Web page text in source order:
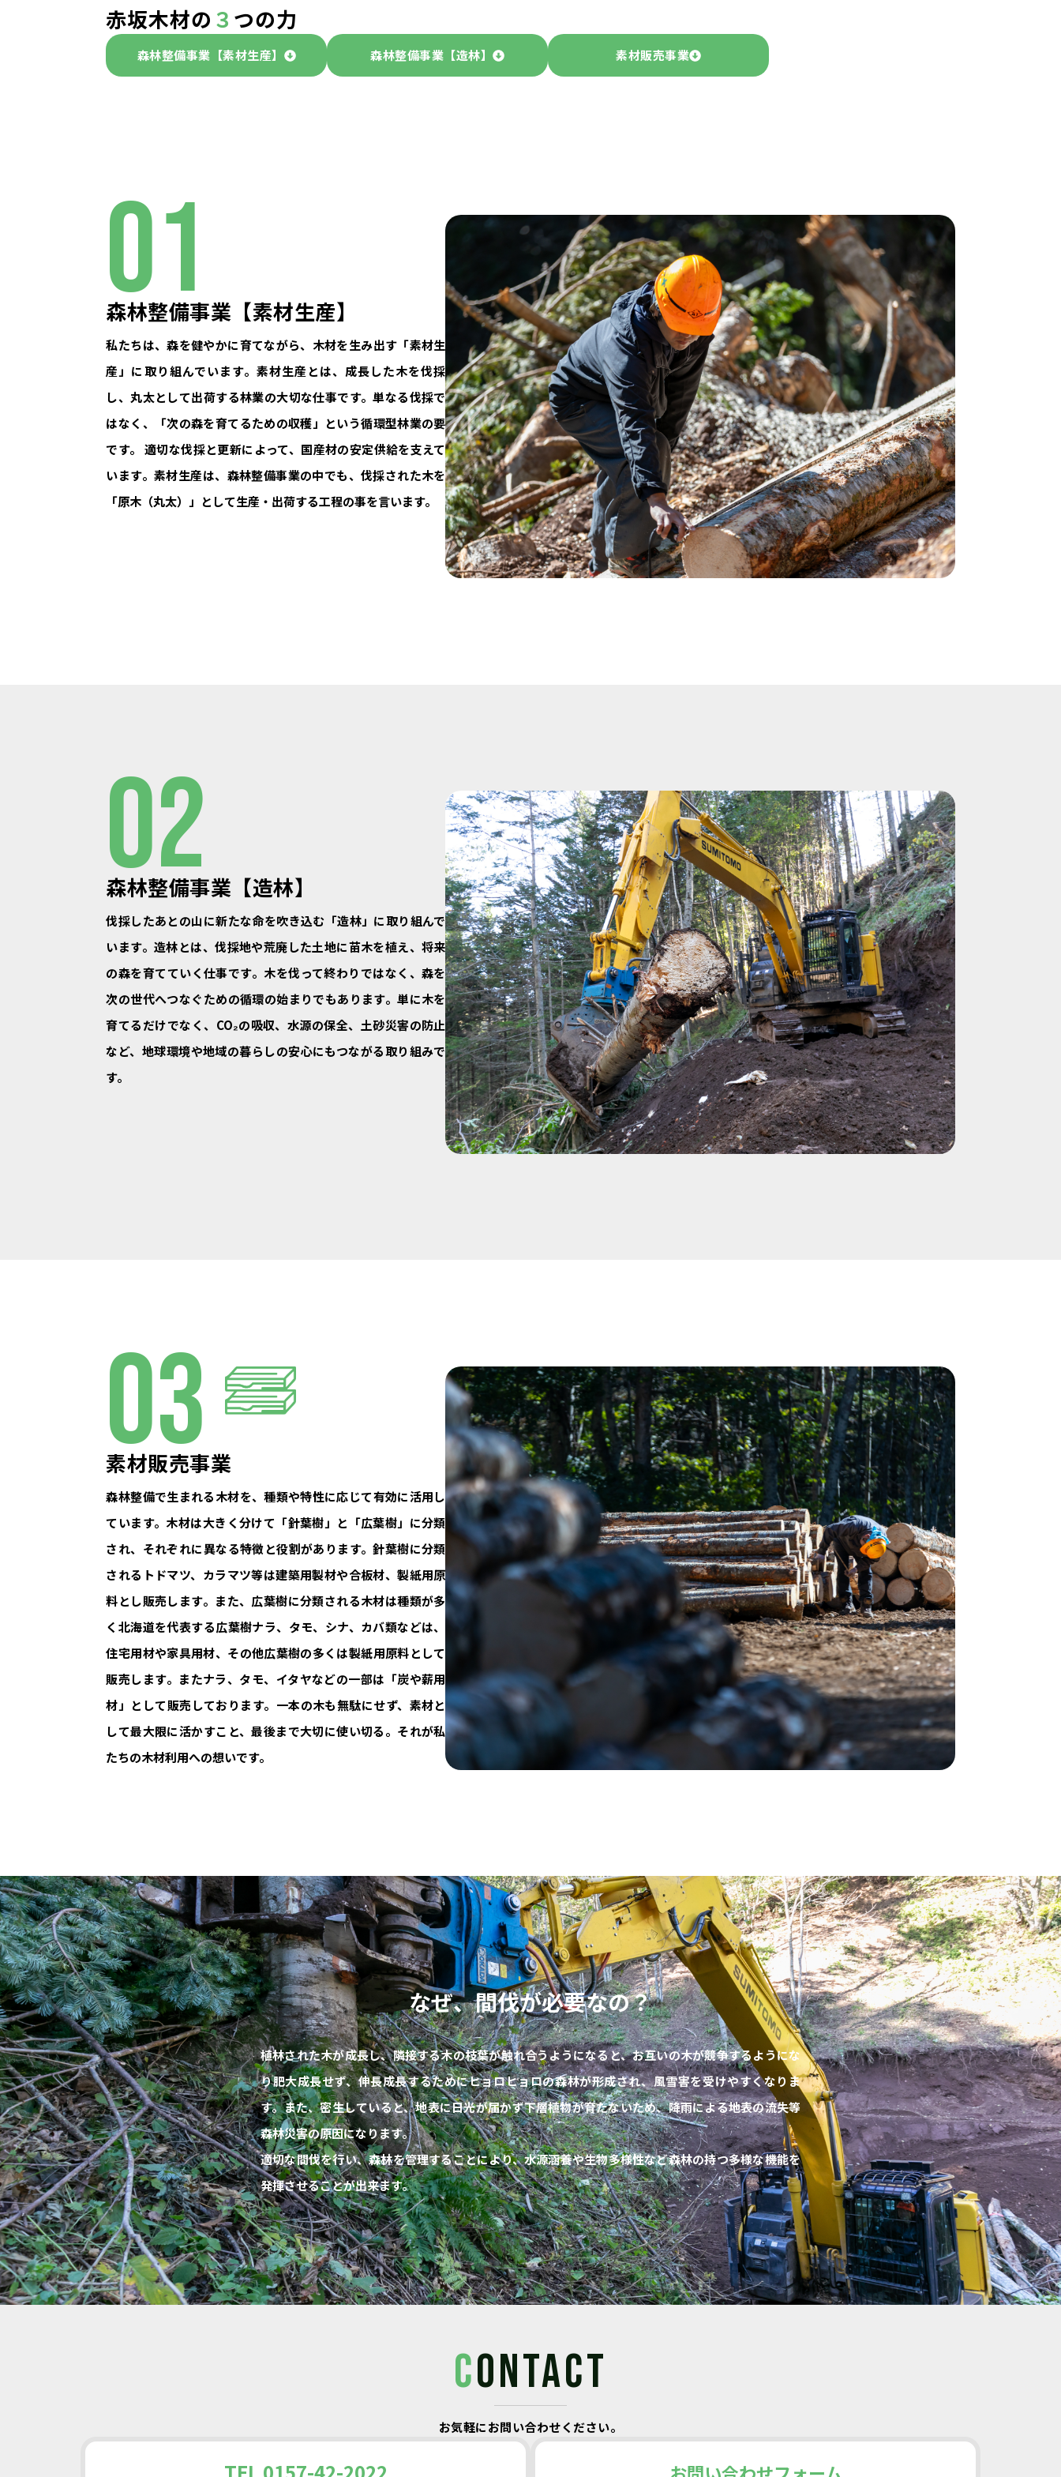
赤坂木材の ３ つの力
森林整備事業【素材生産】 森林整備事業【造林】 素材販売事業
01
森林整備事業【素材生産】
私たちは、森を健やかに育てながら、木材を生み出す「素材生
産」に取り組んでいます。素材生産とは、成長した木を伐採
し、丸太として出荷する林業の大切な仕事です。単なる伐採で
はなく、「次の森を育てるための収穫」という循環型林業の要
です。 適切な伐採と更新によって、国産材の安定供給を支えて
います。素材生産は、森林整備事業の中でも、伐採された木を
「原木（丸太）」として生産・出荷する工程の事を言います。
02
森林整備事業【造林】
伐採したあとの山に新たな命を吹き込む「造林」に取り組んで
います。造林とは、伐採地や荒廃した土地に苗木を植え、将来
の森を育てていく仕事です。木を伐って終わりではなく、森を
次の世代へつなぐための循環の始まりでもあります。単に木を
育てるだけでなく、CO₂の吸収、水源の保全、土砂災害の防止
など、地球環境や地域の暮らしの安心にもつながる取り組みで
す。
03
素材販売事業
森林整備で生まれる木材を、種類や特性に応じて有効に活用し
ています。木材は大きく分けて「針葉樹」と「広葉樹」に分類
され、それぞれに異なる特徴と役割があります。針葉樹に分類
されるトドマツ、カラマツ等は建築用製材や合板材、製紙用原
料とし販売します。また、広葉樹に分類される木材は種類が多
く北海道を代表する広葉樹ナラ、タモ、シナ、カバ類などは、
住宅用材や家具用材、その他広葉樹の多くは製紙用原料として
販売します。またナラ、タモ、イタヤなどの一部は「炭や薪用
材」として販売しております。一本の木も無駄にせず、素材と
して最大限に活かすこと、最後まで大切に使い切る。それが私
たちの木材利用への想いです。
なぜ、間伐が必要なの？
植林された木が成長し、隣接する木の枝葉が触れ合うようになると、お互いの木が競争するようにな
り肥大成長せず、伸長成長するためにヒョロヒョロの森林が形成され、風雪害を受けやすくなりま
す。また、密生していると、地表に日光が届かず下層植物が育たないため、降雨による地表の流失等
森林災害の原因になります。
適切な間伐を行い、森林を管理することにより、水源涵養や生物多様性など森林の持つ多様な機能を
発揮させることが出来ます。
CONTACT
お気軽にお問い合わせください。
お問い合わせフォーム